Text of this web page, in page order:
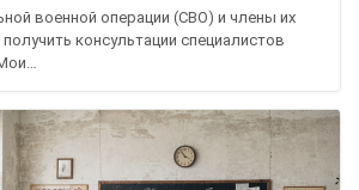
военной операции (СВО) и члены их
консультации специалистов